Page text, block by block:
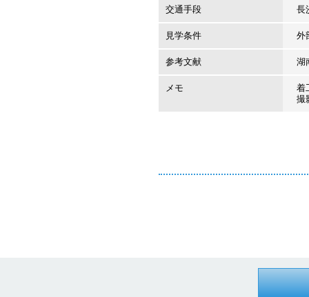
交通手段 長
見学条件 外
参考文献 湖
メモ
着
撮